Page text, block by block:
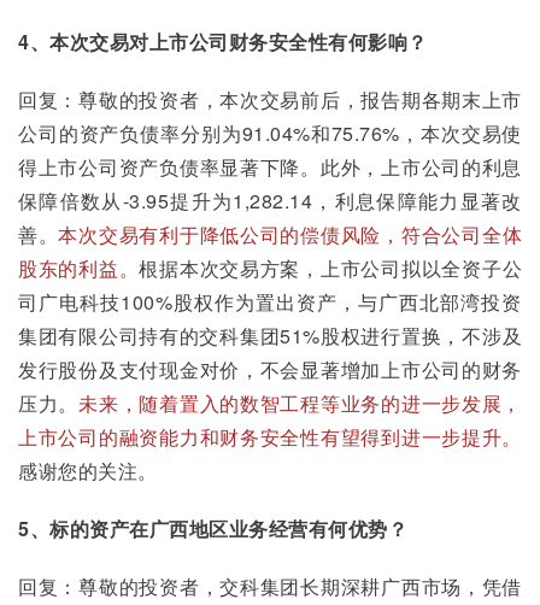
4、本次交易对上市公司财务安全性有何影响？
回复：尊敬的投资者，本次交易前后，报告期各期末上市
公司的资产负债率分别为91.04%和75.76%，本次交易使
得上市公司资产负债率显著下降。此外，上市公司的利息
保障倍数从-3.95提升为1,282.14，利息保障能力显著改
善。本次交易有利于降低公司的偿债风险，符合公司全体
股东的利益。根据本次交易方案，上市公司拟以全资子公
司广电科技100%股权作为置出资产，与广西北部湾投资
集团有限公司持有的交科集团51%股权进行置换，不涉及
发行股份及支付现金对价，不会显著增加上市公司的财务
压力。未来，随着置入的数智工程等业务的进一步发展，
上市公司的融资能力和财务安全性有望得到进一步提升。
感谢您的关注。
5、标的资产在广西地区业务经营有何优势？
回复：尊敬的投资者，交科集团长期深耕广西市场，凭借